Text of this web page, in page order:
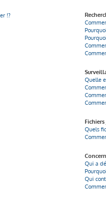
!?
Quelle
Quels
Qui a
Qui